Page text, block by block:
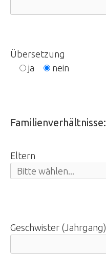
Übersetzung
ja
nein
Familienverhältnisse:
Eltern
Geschwister (Jahrgang)